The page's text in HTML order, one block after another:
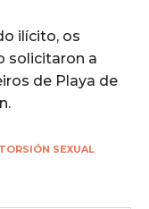
ilícito, os
solicitaron a
de Playa de
SEXUAL